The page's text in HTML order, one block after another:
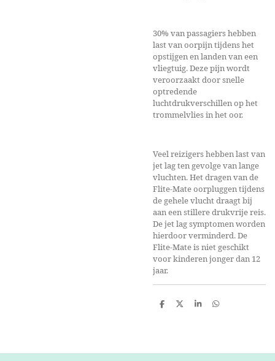
30% van passagiers hebben
last van oorpijn tijdens het
opstijgen en landen van een
vliegtuig. Deze pijn wordt
veroorzaakt door snelle
optredende
luchtdrukverschillen op het
trommelvlies in het oor.
Veel reizigers hebben last van
jet lag ten gevolge van lange
vluchten. Het dragen van de
Flite-Mate oorpluggen tijdens
de gehele vlucht draagt bij
aan een stillere drukvrije reis.
De jet lag symptomen worden
hierdoor verminderd. De
Flite-Mate is niet geschikt
voor kinderen jonger dan 12
jaar.
D
D
S
D